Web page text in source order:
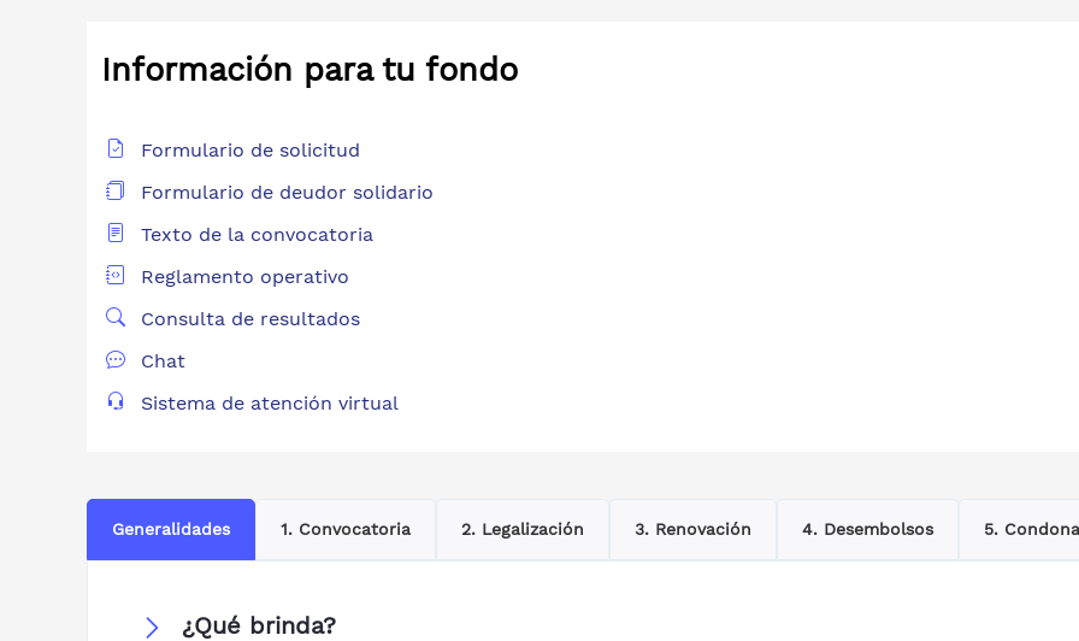
Información para tu fondo
Formulario de solicitud
Formulario de deudor solidario
Texto de la convocatoria
Reglamento operativo
Consulta de resultados
Chat
Sistema de atención virtual
Generalidades
¿Qué brinda?
1. Convocatoria 2. Legalización 3. Renovación 4. Desembolsos 5.